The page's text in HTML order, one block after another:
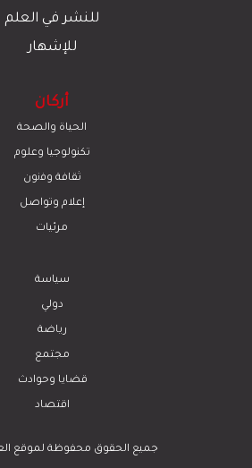
للنشر في العلم
للإشهار
أركان
الحياة والصحة
تكنولوجيا وعلوم
ﺛﻘﺎﻓﺔ وﻓﻧون
إعلام وتواصل
مرئيات
سياسة
دولي
رياضة
مجتمع
قضايا وحوادث
اقتصاد
© 2023 جميع الحقوق محفوظة لموقع